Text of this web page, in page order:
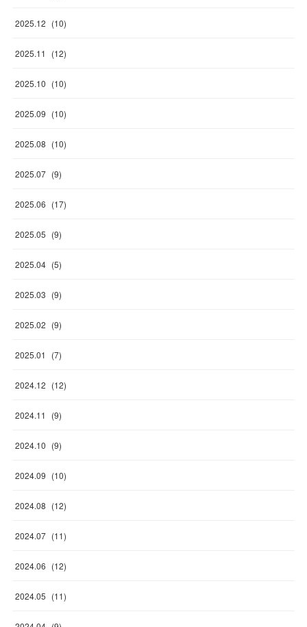
2025.12 (10)
2025.11 (12)
2025.10 (10)
2025.09 (10)
2025.08 (10)
2025.07 (9)
2025.06 (17)
2025.05 (9)
2025.04 (5)
2025.03 (9)
2025.02 (9)
2025.01 (7)
2024.12 (12)
2024.11 (9)
2024.10 (9)
2024.09 (10)
2024.08 (12)
2024.07 (11)
2024.06 (12)
2024.05 (11)